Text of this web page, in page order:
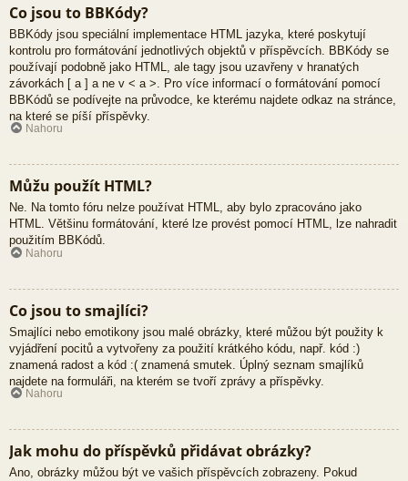
Co jsou to BBKódy?
BBKódy jsou speciální implementace HTML jazyka, které poskytují
kontrolu pro formátování jednotlivých objektů v příspěvcích. BBKódy se
používají podobně jako HTML, ale tagy jsou uzavřeny v hranatých
závorkách [ a ] a ne v < a >. Pro více informací o formátování pomocí
BBKódů se podívejte na průvodce, ke kterému najdete odkaz na stránce,
na které se píší příspěvky.
Nahoru
Můžu použít HTML?
Ne. Na tomto fóru nelze používat HTML, aby bylo zpracováno jako
HTML. Většinu formátování, které lze provést pomocí HTML, lze nahradit
použitím BBKódů.
Nahoru
Co jsou to smajlíci?
Smajlíci nebo emotikony jsou malé obrázky, které můžou být použity k
vyjádření pocitů a vytvořeny za použití krátkého kódu, např. kód :)
znamená radost a kód :( znamená smutek. Úplný seznam smajlíků
najdete na formuláři, na kterém se tvoří zprávy a příspěvky.
Nahoru
Jak mohu do příspěvků přidávat obrázky?
Ano, obrázky můžou být ve vašich příspěvcích zobrazeny. Pokud